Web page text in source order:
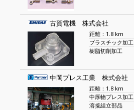
古賀電機 株式会社
距離：1.8 km
プラスチック加工
樹脂切削加工
中岡プレス工業 株式会社
距離：1.8 km
中厚物プレス加工
溶接組立部品